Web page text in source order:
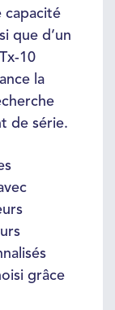
capacité
que d’un
10
la
de série.
grâce